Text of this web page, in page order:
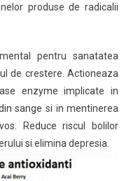
produse de radicalii
pentru sanatatea
de crestere. Actioneaza
enzyme implicate in
sange si in mentinerea
Reduce riscul bolilor
si elimina depresia.